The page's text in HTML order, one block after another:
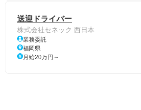
送迎ドライバー
株式会社セネック 西日本
業務委託
福岡県
月給20万円～